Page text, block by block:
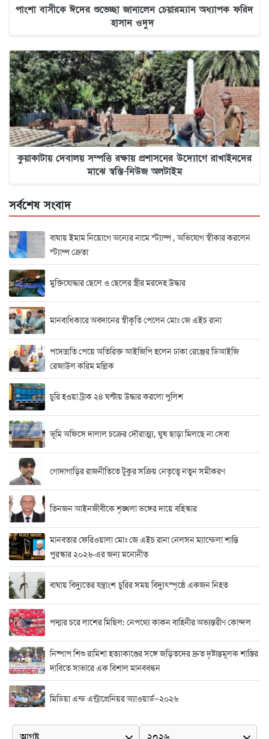
পাংশা বাসীকে ঈদের শুভেচ্ছা জানালেন চেয়ারম্যান অধ্যাপক ফরিদ
হাসান ওদুদ
কুয়াকাটায় দেবালয় সম্পত্তি রক্ষায় প্রশাসনের উদ্যোগে রাখাইনদের
মাঝে স্বস্তি-নিউজ অলটাইম
সর্বশেষ সংবাদ
বাঘায় ইমাম নিয়োগে অন্যের নামে স্ট্যাম্প , অভিযোগ স্বীকার করলেন
স্ট্যাম্প ক্রেতা
মুক্তিযোদ্ধার ছেলে ও ছেলের স্ত্রীর মরদেহ উদ্ধার
মানবাধিকারে অবদানের স্বীকৃতি পেলেন মোঃ জে এইচ রানা
পদোন্নতি পেয়ে অতিরিক্ত আইজিপি হলেন ঢাকা রেঞ্জের ডিআইজি
রেজাউল করিম মল্লিক
চুরি হওয়া ট্রাক ২৪ ঘণ্টায় উদ্ধার করলো পুলিশ
ভূমি অফিসে দালাল চক্রের দৌরাত্ম্য, ঘুষ ছাড়া মিলছে না সেবা
গোদাগাড়ির রাজনীতিতে টুকুর সক্রিয় নেতৃত্বে নতুন সমীকরণ
তিনজন আইনজীবীকে শৃঙ্খলা ভঙ্গের দায়ে বহিস্কার
মানবতার ফেরিওয়ালা মোঃ জে এইচ রানা নেলসন ম্যান্ডেলা শান্তি
পুরস্কার ২০২৬-এর জন্য মনোনীত
বাঘায় বিদ্যুতের যন্ত্রাংশ চুরির সময় বিদ্যুৎস্পৃষ্ঠে একজন নিহত
পদ্মার চরে লাশের মিছিল: নেপথ্যে কাকন বাহিনীর অভ্যন্তরীণ কোন্দল
নিষ্পাপ শিশু রামিশা হত্যাকাণ্ডের সঙ্গে জড়িতদের দ্রুত দৃষ্টান্তমূলক শাস্তির
দাবিতে সাভারে এক বিশাল মানববন্ধন
মিডিয়া এন্ড এন্ট্রাপ্রেনিয়র অ্যাওয়ার্ড–২০২৬
র‍্যাবের বিশেষ অভিযান: বিদেশি পিস্তল, গুলি, মাদক ও নগদ অর্থ উদ্ধার,